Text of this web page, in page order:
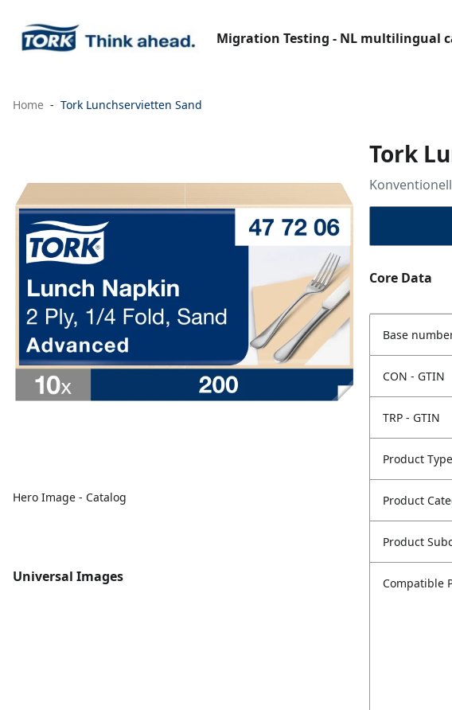
Migration Testing - NL multilingual
Home Tork Lunchservietten Sand
Hero Image - Catalog
Universal Images
Tork
Core Data
Base
CON - GTIN
TRP - GTIN
Product Type
Product
Product
Compatible